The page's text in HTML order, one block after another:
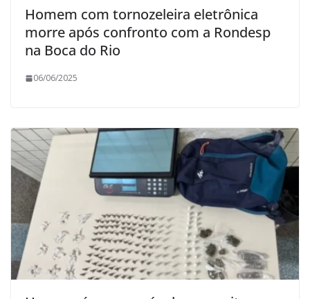
Homem com tornozeleira eletrônica
morre após confronto com a Rondesp
na Boca do Rio
06/06/2025